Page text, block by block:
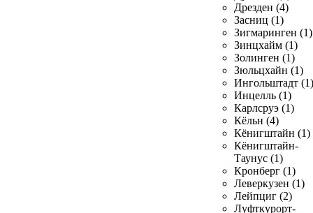
Дрезден (4)
Засниц (1)
Зигмаринген (1)
Зинцхайм (1)
Золинген (1)
Зюльцхайн (1)
Ингольштадт (1)
Инцелль (1)
Карлсруэ (1)
Кёльн (4)
Кёнигштайн (1)
Кёнигштайн-
Таунус (1)
Кронберг (1)
Леверкузен (1)
Лейпциг (2)
Луфткурорт-